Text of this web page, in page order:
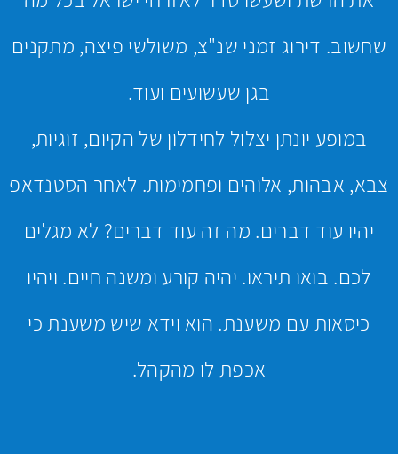
שחשוב. דירוג זמני שנ"צ, משולשי פיצה, מתקנים
בגן שעשועים ועוד.
במופע יונתן יצלול לחידלון של הקיום, זוגיות,
צבא, אבהות, אלוהים ופחמימות. לאחר הסטנדאפ
יהיו עוד דברים. מה זה עוד דברים? לא מגלים
לכם. בואו תיראו. יהיה קורע ומשנה חיים. ויהיו
כיסאות עם משענת. הוא וידא שיש משענת כי
אכפת לו מהקהל.